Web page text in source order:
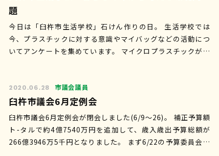
題
今日は「臼杵市生活学校」石けん作りの日。 生活学校では
今、プラスチックに対する意識やマイバッグなどの活動につ
いてアンケートを集めています。 マイクロプラスチックが海
2020.06.28 市議会議員
臼杵市議会6月定例会
臼杵市議会6月定例会が閉会しました(6/9〜26)。 補正予算額
ト-タルで約4億7540万円を追加して、歳入歳出予算総額が
266億3946万5千円となりました。 まず6/22の予算委員会で